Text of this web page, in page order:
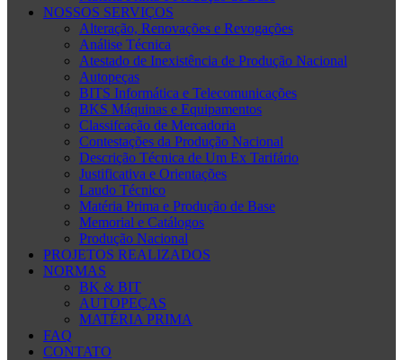
NOSSOS SERVIÇOS
Alteração, Renovações e Revogações
Análise Técnica
Atestado de Inexistência de Produção Nacional
Autopeças
BITS Informática e Telecomunicações
BKS Máquinas e Equipamentos
Classifcação de Mercadoria
Contestações da Produção Nacional
Descrição Técnica de Um Ex Tarifário
Justificativa e Orientações
Laudo Técnico
Matéria Prima e Produção de Base
Memorial e Catálogos
Produção Nacional
PROJETOS REALIZADOS
NORMAS
BK & BIT
AUTOPEÇAS
MATÉRIA PRIMA
FAQ
CONTATO